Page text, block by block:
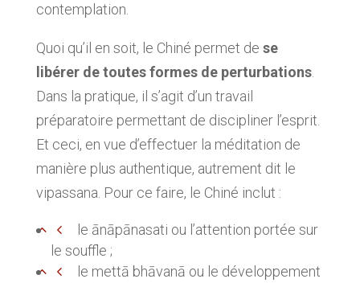
contemplation.
Quoi qu’il en soit, le Chiné permet de se
libérer de toutes formes de perturbations.
Dans la pratique, il s’agit d’un travail
préparatoire permettant de discipliner l’esprit.
Et ceci, en vue d’effectuer la méditation de
manière plus authentique, autrement dit le
vipassana. Pour ce faire, le Chiné inclut :
le ānāpānasati ou l’attention portée sur
le souffle ;
le mettā bhāvanā ou le développement